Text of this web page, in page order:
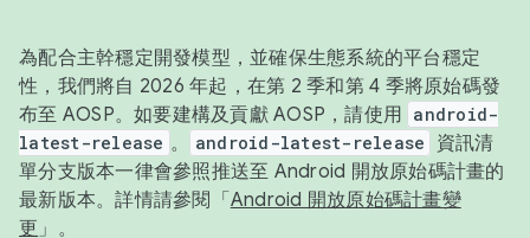
為配合主幹穩定開發模型，並確保生態系統的平台穩定
性，我們將自 2026 年起，在第 2 季和第 4 季將原始碼發
布至 AOSP。如要建構及貢獻 AOSP，請使用 android-
latest-release 。 android-latest-release
資訊清
單分支版本一律會參照推送至 Android 開放原始碼計畫的
最新版本。詳情請參閱「 Android 開放原始碼計畫變
更 」。